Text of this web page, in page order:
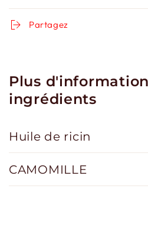
Partagez
Plus
ingrédients
Huile de ricin
CAMOMILLE